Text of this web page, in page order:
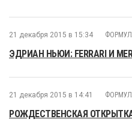
21 декабря 2015 в 15:34
ЭДРИАН НЬЮИ: FERRARI И
21 декабря 2015 в 14:41
РОЖДЕСТВЕНСКАЯ